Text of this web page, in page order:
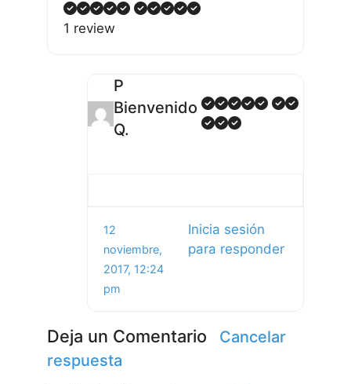
1 review
P
Bienvenido
Q.
12
noviembre,
2017, 12:24
pm
Inicia sesión
para responder
Deja un Comentario
Cancelar
respuesta